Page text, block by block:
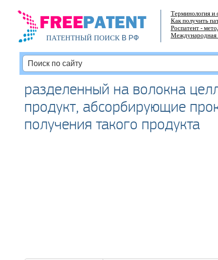
ПАТЕНТНЫЙ ПОИСКВ РФ
Терминология и
Как получить
Роспатент -
Международная
разделенный на волокна
продукт, абсорбирующие
получения такого продукта